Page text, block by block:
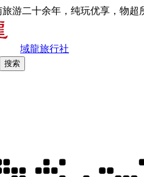
游二十余年，纯玩优享，物超
域龍旅行社
搜索